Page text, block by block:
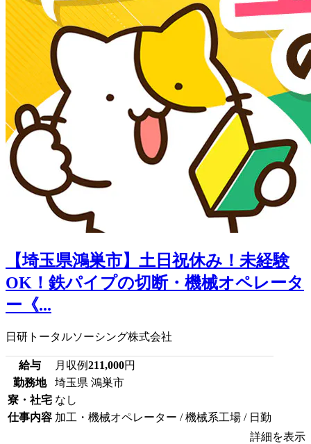
【埼玉県鴻巣市】土日祝休み！未経験
OK！鉄パイプの切断・機械オペレータ
ー《...
日研トータルソーシング株式会社
給与 月収例211,000円
勤務地
埼玉県 鴻巣市
寮・社宅 なし
仕事内容 加工・機械オペレーター / 機械系工場 / 日勤
詳細を表示